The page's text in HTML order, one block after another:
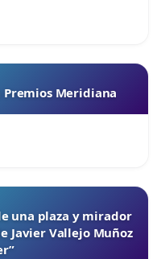
Meridiana
una plaza y mirador
Javier Vallejo Muñoz